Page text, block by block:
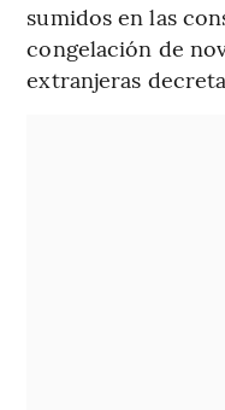
sumidos en las
congelación de
extranjeras